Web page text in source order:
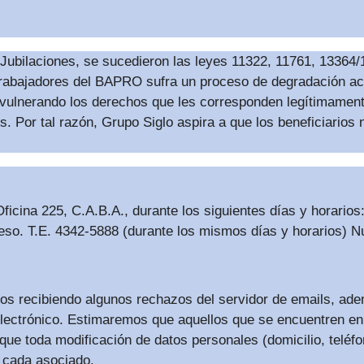
se sucedieron las leyes 11322, 11761,
del BAPRO sufra un proceso de degradación
los derechos que les corresponden
Por tal razón, Grupo Siglo aspira a que los
225, C.A.B.A., durante los siguientes días y
T.E. 4342-5888 (durante los mismos días y horarios)
recibiendo algunos rechazos del servidor de emails,
Estimaremos que aquellos que se encuentren
toda modificación de datos personales (domicilio,
asociado.